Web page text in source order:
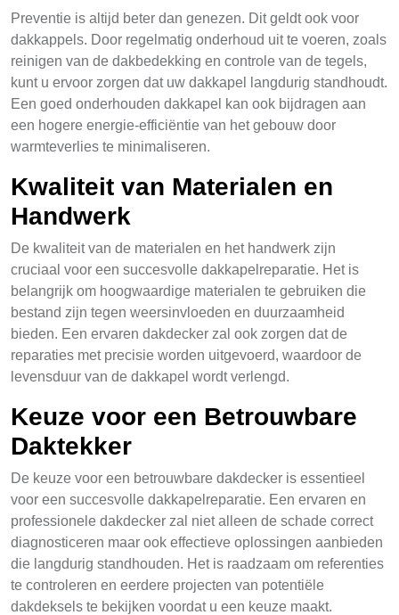
Preventie is altijd beter dan genezen. Dit geldt ook voor
dakkappels. Door regelmatig onderhoud uit te voeren, zoals
reinigen van de dakbedekking en controle van de tegels,
kunt u ervoor zorgen dat uw dakkapel langdurig standhoudt.
Een goed onderhouden dakkapel kan ook bijdragen aan
een hogere energie-efficiëntie van het gebouw door
warmteverlies te minimaliseren.
Kwaliteit van Materialen en
Handwerk
De kwaliteit van de materialen en het handwerk zijn
cruciaal voor een succesvolle dakkapelreparatie. Het is
belangrijk om hoogwaardige materialen te gebruiken die
bestand zijn tegen weersinvloeden en duurzaamheid
bieden. Een ervaren dakdecker zal ook zorgen dat de
reparaties met precisie worden uitgevoerd, waardoor de
levensduur van de dakkapel wordt verlengd.
Keuze voor een Betrouwbare
Daktekker
De keuze voor een betrouwbare dakdecker is essentieel
voor een succesvolle dakkapelreparatie. Een ervaren en
professionele dakdecker zal niet alleen de schade correct
diagnosticeren maar ook effectieve oplossingen aanbieden
die langdurig standhouden. Het is raadzaam om referenties
te controleren en eerdere projecten van potentiële
dakdeksels te bekijken voordat u een keuze maakt.